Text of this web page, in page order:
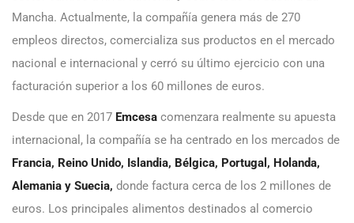
Mancha. Actualmente, la compañía genera más de 270
empleos directos, comercializa sus productos en el mercado
nacional e internacional y cerró su último ejercicio con una
facturación superior a los 60 millones de euros.
Desde que en 2017 Emcesa comenzara realmente su apuesta
internacional, la compañía se ha centrado en los mercados de
Francia, Reino Unido, Islandia, Bélgica, Portugal, Holanda,
Alemania y Suecia, donde factura cerca de los 2 millones de
euros. Los principales alimentos destinados al comercio